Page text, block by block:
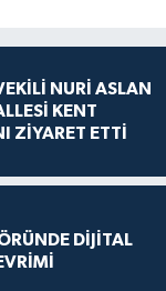
NURİ ASLAN
KENT
ZİYARET ETTİ
DİJİTAL